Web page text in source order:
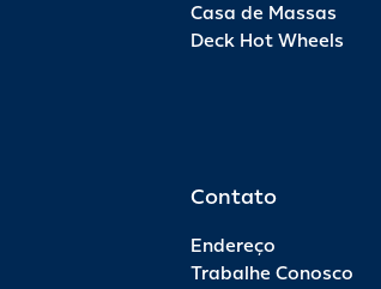
Casa de Massas
Deck Hot Wheels
Contato
Endereço
Trabalhe Conosco